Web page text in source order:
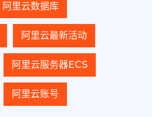
阿里云数据库
阿里云最新活动
阿里云服务器ECS
阿里云账号